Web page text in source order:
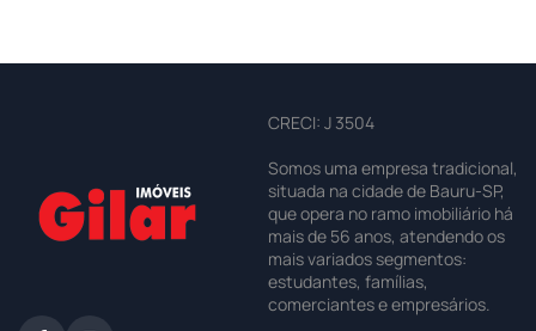
CRECI: J 3504
Somos uma empresa tradicional,
situada na cidade de Bauru-SP,
que opera no ramo imobiliário há
mais de 56 anos, atendendo os
mais variados segmentos:
estudantes, famílias,
comerciantes e empresários.